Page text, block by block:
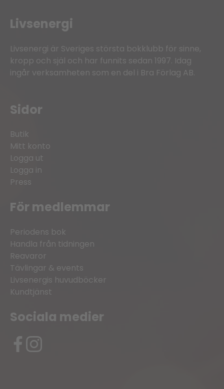
Livsenergi
Livsenergi är Sveriges största bokklubb för sinne,
kropp och själ och har funnits sedan 1997. Idag
ingår verksamheten som en del i Bra Förlag AB.
Sidor
Butik
Mitt konto
Logga ut
Logga in
Press
För medlemmar
Periodens bok
Handla från tidningen
Reavaror
Tävlingar & events
Livsenergis huvudböcker
Kundtjänst
Sociala medier